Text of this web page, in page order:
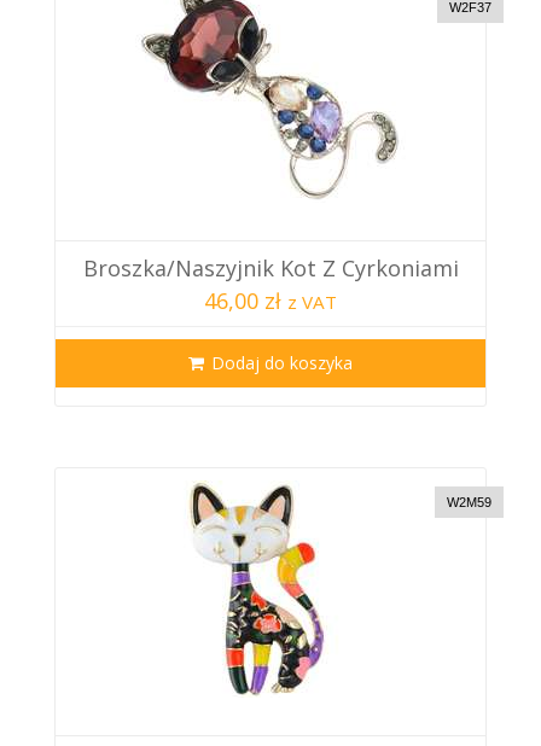
W2F37
Broszka/naszyjnik Kot Z Cyrkoniami
46,00 zł z VAT
Dodaj do koszyka
W2M59